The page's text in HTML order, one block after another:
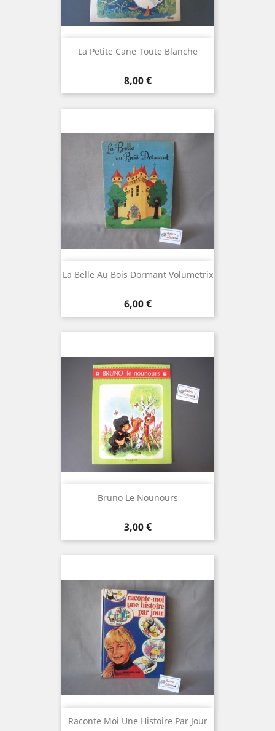
La Petite Cane Toute Blanche
Prix
8,00 €
La Belle Au Bois Dormant Volumetrix
Prix
6,00 €
Bruno Le Nounours
Prix
3,00 €
Raconte Moi Une Histoire Par Jour